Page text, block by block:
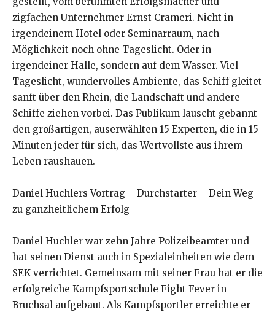
zigfachen Unternehmer Ernst Crameri. Nicht in
irgendeinem Hotel oder Seminarraum, nach
Möglichkeit noch ohne Tageslicht. Oder in
irgendeiner Halle, sondern auf dem Wasser. Viel
Tageslicht, wundervolles Ambiente, das Schiff gleitet
sanft über den Rhein, die Landschaft und andere
Schiffe ziehen vorbei. Das Publikum lauscht gebannt
den großartigen, auserwählten 15 Experten, die in 15
Minuten jeder für sich, das Wertvollste aus ihrem
Leben raushauen.
Daniel Huchlers Vortrag – Durchstarter – Dein Weg
zu ganzheitlichem Erfolg
Daniel Huchler war zehn Jahre Polizeibeamter und
hat seinen Dienst auch in Spezialeinheiten wie dem
SEK verrichtet. Gemeinsam mit seiner Frau hat er die
erfolgreiche Kampfsportschule Fight Fever in
Bruchsal aufgebaut. Als Kampfsportler erreichte er